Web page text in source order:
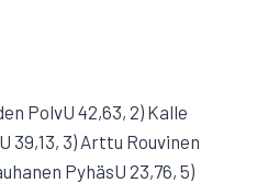
PolvU 42,63, 2) Kalle
39,13, 3) Arttu Rouvinen
PyhäsU 23,76, 5)